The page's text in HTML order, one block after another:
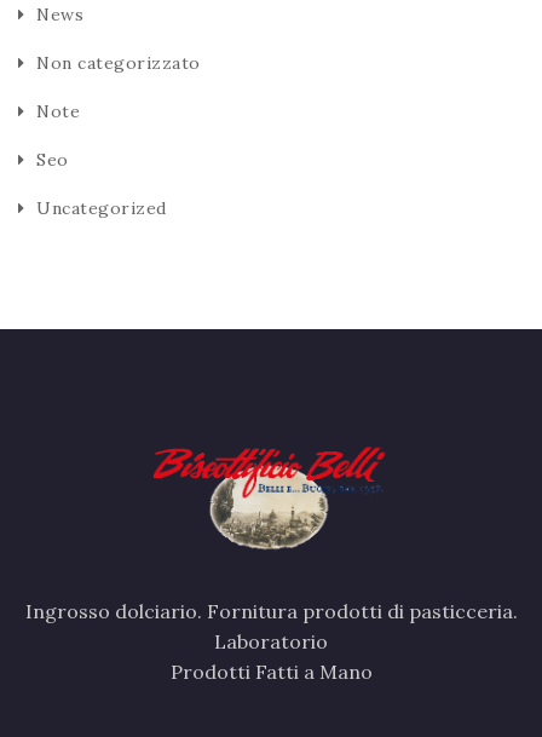
News
Non categorizzato
Note
Seo
Uncategorized
Ingrosso dolciario. Fornitura prodotti di pasticceria.
Laboratorio
Prodotti Fatti a Mano